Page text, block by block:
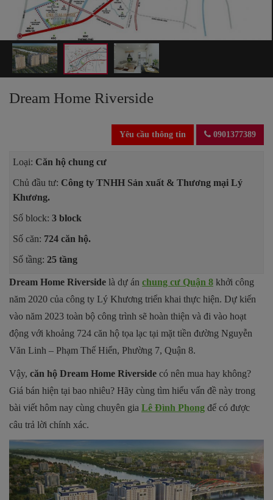
Dream Home Riverside
Yêu cầu thông tin 0901377389
Loại: Căn hộ chung cư
Chủ đầu tư: Công ty TNHH Sản xuất & Thương mại Lý
Khương.
Số block: 3 block
Số căn: 724 căn hộ.
Số tầng: 25 tầng
Dream Home Riverside là dự án chung cư Quận 8 khởi công
năm 2020 của công ty Lý Khương triển khai thực hiện. Dự kiến
vào năm 2023 toàn bộ công trình sẽ hoàn thiện và đi vào hoạt
động với khoảng 724 căn hộ tọa lạc tại mặt tiền đường Nguyễn
Văn Linh – Phạm Thế Hiển, Phường 7, Quận 8.
Vậy, căn hộ Dream Home Riverside có nên mua hay không?
Giá bán hiện tại bao nhiêu? Hãy cùng tìm hiểu vấn đề này trong
bài viết hôm nay cùng chuyên gia Lê Đình Phong để có được
câu trả lời chính xác.